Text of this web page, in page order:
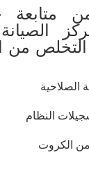
من
من
الصلاحية
النظام
الكروت